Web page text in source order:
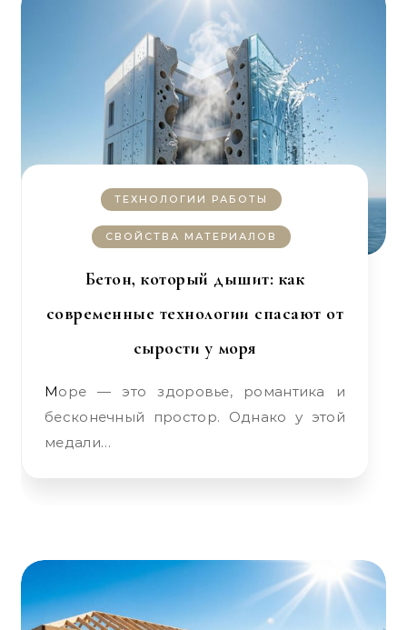
ТЕХНОЛОГИИ РАБОТЫ
СВОЙСТВА МАТЕРИАЛОВ
Бетон, который дышит: как
современные технологии спасают от
сырости у моря
Море — это здоровье, романтика и
бесконечный простор. Однако у этой
медали…